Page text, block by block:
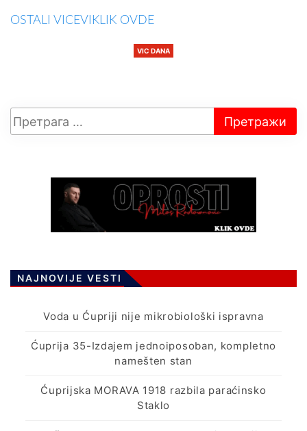
OSTALI VICEVIKLIK OVDE
VIC DANA
NAJNOVIJE VESTI
Voda u Ćupriji nije mikrobiološki ispravna
Ćuprija 35-Izdajem jednoiposoban, kompletno
namešten stan
Ćuprijska MORAVA 1918 razbila paraćinsko
Staklo